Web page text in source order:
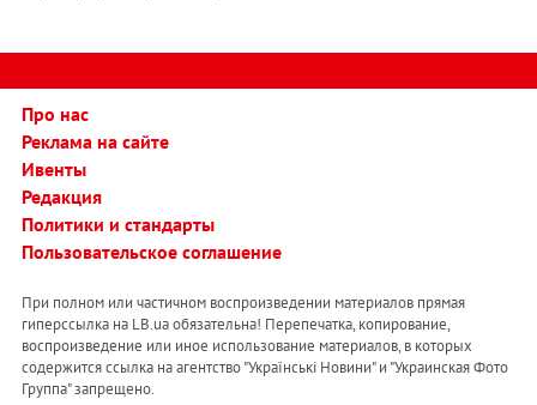
Про нас
Реклама на сайте
Ивенты
Редакция
Политики и стандарты
Пользовательское соглашение
При полном или частичном воспроизведении материалов прямая
гиперссылка на LB.ua обязательна! Перепечатка, копирование,
воспроизведение или иное использование материалов, в которых
содержится ссылка на агентство "Українськi Новини" и "Украинская Фото
Группа" запрещено.